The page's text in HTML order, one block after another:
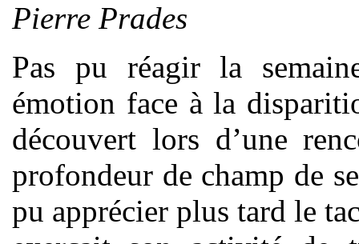
Pierre Prades
Pas pu réagir la
émotion face à la
découvert lors d’une
profondeur de champ de
pu apprécier plus tard le